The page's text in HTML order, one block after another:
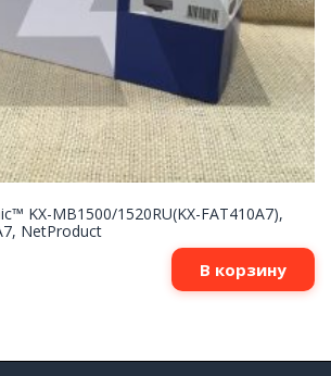
KX-MB1500/1520RU(KX-FAT410A7),
NetProduct
В корзину